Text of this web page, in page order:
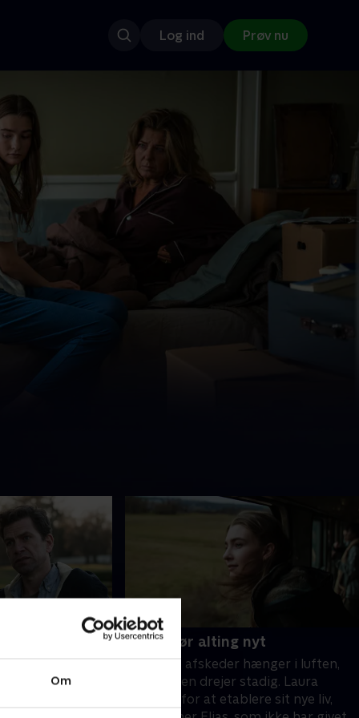
Om
Log ind Prøv nu
7. Jeg gør alting nyt
De svære afskeder hænger i luften,
men jorden drejer stadig. Laura
kæmper for at etablere sit nye liv,